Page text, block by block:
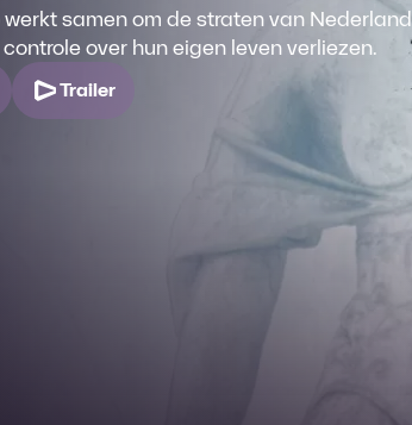
samen om de straten van
over hun eigen leven verliezen.
Trailer